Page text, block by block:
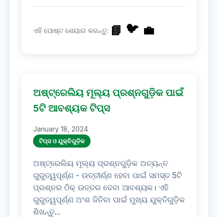
ଏହି ପୋଷ୍ଟ ଶେୟାର କରନ୍ତୁ: 📘 🐦 💼
ଅଷ୍ଟ୍ରେଲିୟ ମୂଲ୍ୟ ପ୍ରଶ୍ନଗୁଡ଼ିକ ପାଇଁ
5ଟି ଆବଶ୍ୟକ ଟିପ୍ସ
January 18, 2024
ଟିପ୍ସ ଓ ଯୁକ୍ତିଗୁଡ଼ିକ
ଅଷ୍ଟ୍ରେଲିୟ ମୂଲ୍ୟ ପ୍ରଶ୍ନଗୁଡ଼ିକ ଅତ୍ୟନ୍ତ
ଗୁରୁତ୍ୱପୂର୍ଣ୍ଣ - ଉତ୍ତୀର୍ଣ୍ଣ ହେବା ପାଇଁ ସମସ୍ତ 5ଟି
ପ୍ରଶ୍ନର ଠିକ୍ ଉତ୍ତର ଦେବା ଆବଶ୍ୟକ। ଏହି
ଗୁରୁତ୍ୱପୂର୍ଣ୍ଣ ଅଂଶ ଜିତିବା ପାଇଁ ମୁଖ୍ୟ ଯୁକ୍ତିଗୁଡ଼ିକ
ଶିଖନ୍ତୁ...